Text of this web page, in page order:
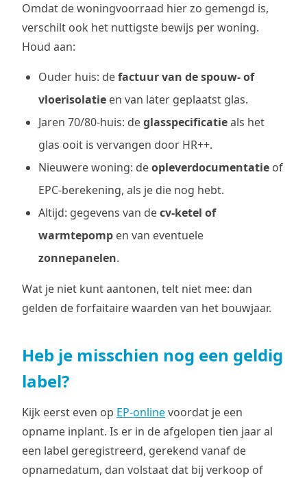
Omdat de woningvoorraad hier zo gemengd is,
verschilt ook het nuttigste bewijs per woning.
Houd aan:
Ouder huis: defactuur van de spouw- of
vloerisolatie en van later geplaatst glas.
Jaren 70/80-huis: deglasspecificatieals het
glas ooit is vervangen door HR++.
Nieuwere woning: deopleverdocumentatie of
EPC-berekening, als je die nog hebt.
Altijd: gegevens van decv-ketel of
warmtepomp en van eventuele
zonnepanelen.
Wat je niet kunt aantonen, telt niet mee: dan
gelden de forfaitaire waarden van het bouwjaar.
Heb je misschien nog een geldig
label?
Kijk eerst even op EP-onlinevoordat je een
opname inplant. Is er in de afgelopen tien jaar al
een label geregistreerd, gerekend vanaf de
opnamedatum, dan volstaat dat bij verkoop of